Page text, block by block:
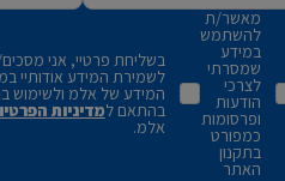
מאשר/ת
להשתמש
במידע
שמסרתי
לצרכי
הודעות
ופרסומות
כמפורט
בתקנון
האתר
בשליחת פרטיי, אני
לשמירת המידע אודותיי
המידע של אלמ ולשימוש
בהתאם למדיניות
אלמ.